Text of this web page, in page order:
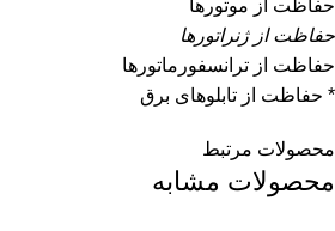
حفاظت از موتورها
حفاظت از ژنراتورها
حفاظت از ترانسفورماتورها
* حفاظت از تابلوهای برق
محصولات مرتبط
محصولات مشابه